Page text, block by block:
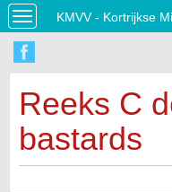
Toggle
navigation
KMVV - Kortrijkse
Reeks C
bastards